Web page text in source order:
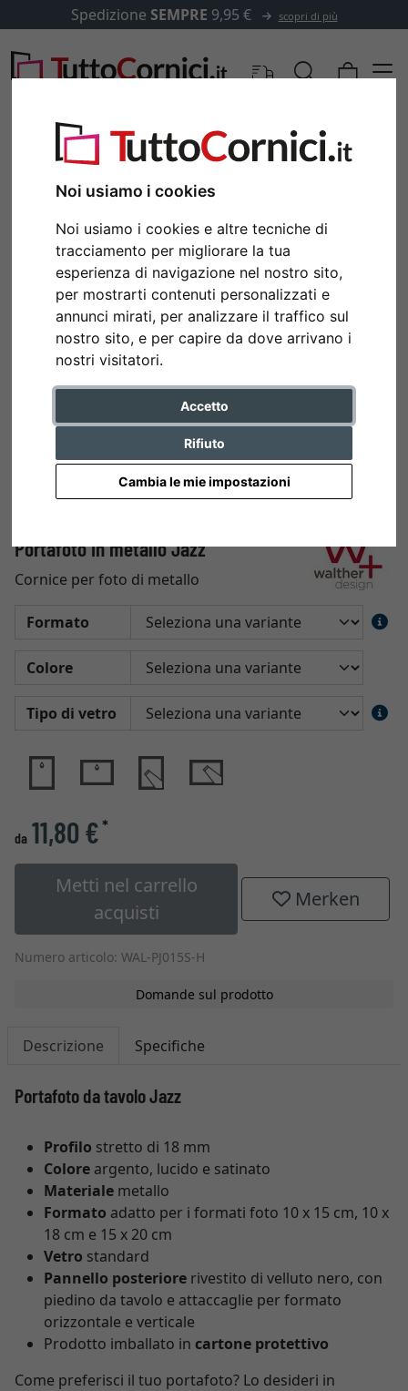
Noi usiamo i cookies
Noi usiamo i cookies e altre tecniche di
tracciamento per migliorare la tua
esperienza di navigazione nel nostro sito,
per mostrarti contenuti personalizzati e
annunci mirati, per analizzare il traffico sul
nostro sito, e per capire da dove arrivano i
nostri visitatori.
Accetto
Rifiuto
Cambia le mie impostazioni
Spedizione SEMPRE 9,95 € scopri di più
Portafoto in metallo Jazz
Cornice per foto di metallo
Formato
Colore
Tipo di vetro
da 11,80 €*
Metti nel carrello
acquisti
Merken
Numero articolo: WAL-PJ015S-H
Domande sul prodotto
Descrizione Specifiche
Portafoto da tavolo Jazz
Profilo stretto di 18 mm
Colore argento, lucido e satinato
Materiale metallo
Formato adatto per i formati foto 10 x 15 cm, 10 x
18 cm e 15 x 20 cm
Vetro standard
Pannello posteriore rivestito di velluto nero, con
piedino da tavolo e attaccaglie per formato
orizzontale e verticale
Prodotto imballato in cartone protettivo
Come preferisci il tuo portafoto? Lo desideri in